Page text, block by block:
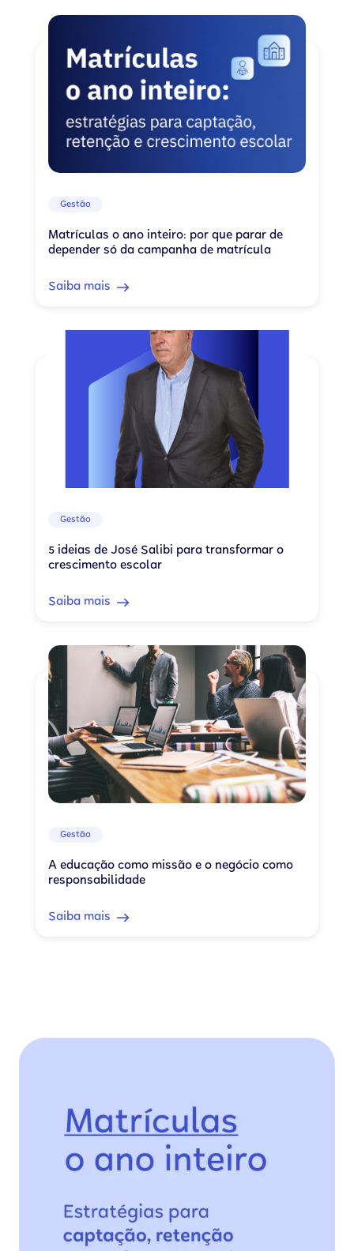
Gestão
Matrículas o ano inteiro: por que parar de
depender só da campanha de matrícula
Saiba mais
Gestão
5 ideias de José Salibi para transformar o
crescimento escolar
Saiba mais
Gestão
A educação como missão e o negócio como
responsabilidade
Saiba mais